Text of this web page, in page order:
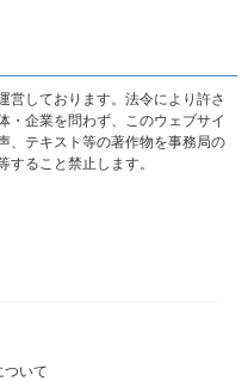
営しております。法令により許さ
・企業を問わず、このウェブサイ
、テキスト等の著作物を事務局の
ること禁止します。
ついて